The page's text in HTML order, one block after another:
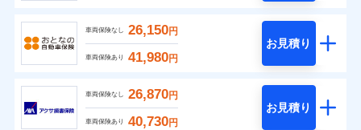
車両保険なし 26,150円
車両保険あり 41,980円
お見積り
車両保険なし 26,870円
車両保険あり 40,730円
お見積り